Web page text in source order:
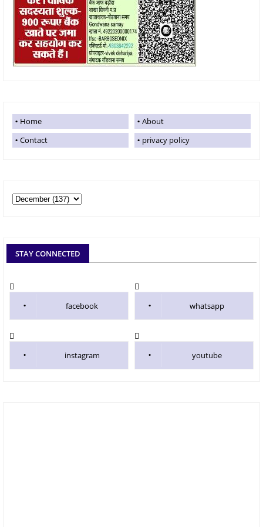
Home
About
Contact
privacy policy
STAY CONNECTED
facebook whatsapp
instagram youtube